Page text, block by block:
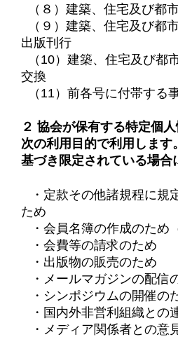
（８）建築、住宅及び都
（９）建築、住宅及び都
出版刊行
（10）建築、住宅及び
交換
（11）前各号に付帯する
２ 協会が保有する特定個
次の利用目的で利用しま
基づき限定されている場
・定款その他諸規程に
ため
・会員名簿の作成のため
・会費等の請求のため
・出版物の販売のため
・メールマガジンの配信
・シンポジウムの開催の
・国内外非営利組織との
・メディア関係者との意